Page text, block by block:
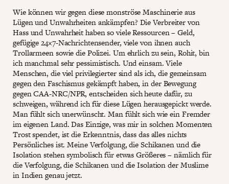
Wie können wir gegen diese monströse Maschinerie aus
Lügen und Unwahrheiten ankämpfen? Die Verbreiter von
Hass und Unwahrheit haben so viele Ressourcen – Geld,
gefügige 24×7-Nachrichtensender, viele von ihnen auch
Trollarmeen sowie die Polizei. Um ehrlich zu sein, Rohit, bin
ich manchmal sehr pessimistisch. Und einsam. Viele
Menschen, die viel privilegierter sind als ich, die gemeinsam
gegen den Faschismus gekämpft haben, in der Bewegung
gegen CAA-NRC/NPR, entscheiden sich heute dafür, zu
schweigen, während ich für diese Lügen herausgepickt werde.
Man fühlt sich unerwünscht. Man fühlt sich wie ein Fremder
im eigenen Land. Das Einzige, was mir in solchen Momenten
Trost spendet, ist die Erkenntnis, dass das alles nichts
Persönliches ist. Meine Verfolgung, die Schikanen und die
Isolation stehen symbolisch für etwas Größeres – nämlich für
die Verfolgung, die Schikanen und die Isolation der Muslime
in Indien genau jetzt.